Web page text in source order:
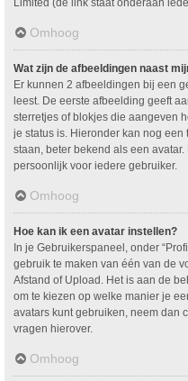
Omhoog
Wat zijn de afbeeldingen naast
Er kunnen 2 afbeeldingen bij een
leest. De eerste afbeelding geeft
sterretjes of blokjes die aangeven
je status is. Hieronder kan nog
staan, beter bekend als een
persoonlijk voor iedere gebruiker.
Omhoog
Hoe kan ik een avatar instellen?
In je Gebruikerspaneel, onder
gebruik te maken van één van de
Afstand of Upload. Het is aan de
om te kiezen op welke manier je
avatars kunt gebruiken, neem dan
vragen hierover.
Omhoog